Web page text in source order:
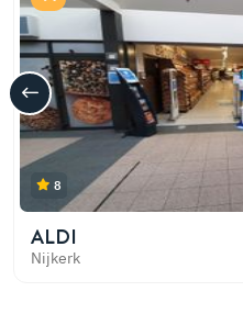
8
ALDI
Nijkerk